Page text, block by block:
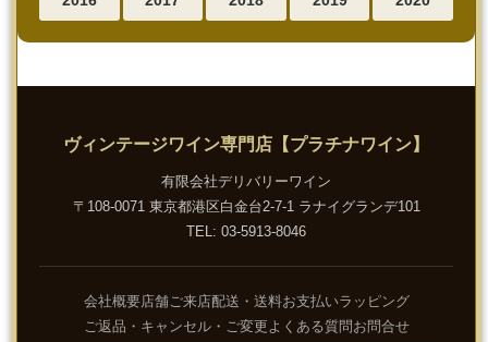
ヴィンテージワイン専門店【プラチナワイン】
有限会社デリバリーワイン
〒108-0071 東京都港区白金台2-7-1 ラナイグランデ101
TEL: 03-5913-8046
会社概要店舗ご来店配送・送料お支払いラッピング
ご返品・キャンセル・ご変更よくある質問 お問合せ